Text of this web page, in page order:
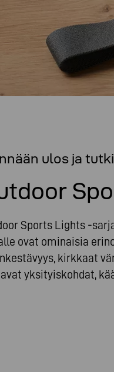
ulos ja
Sports Lights -
ovat ominaisia
kirkkaat
yksityiskohdat,